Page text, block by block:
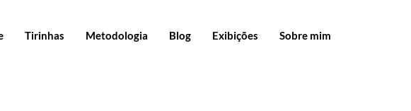
Tirinhas Metodologia Blog Exibições Sobre mim